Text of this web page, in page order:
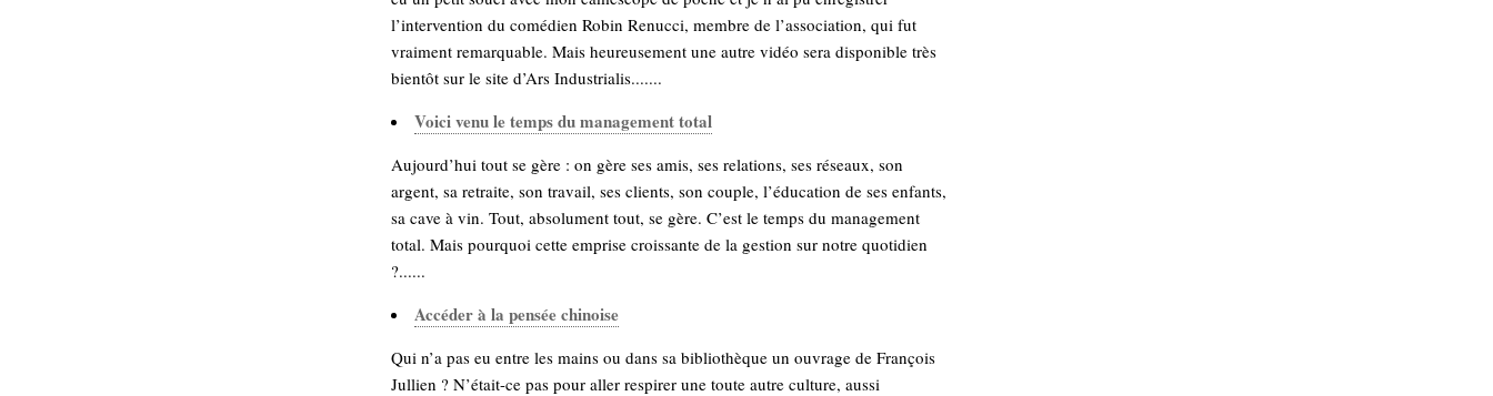
l’intervention du comédien Robin Renucci, membre de l’association, qui fut
vraiment remarquable. Mais heureusement une autre vidéo sera disponible très
bientôt sur le site d’Ars Industrialis.......
Voici venu le temps du management total
Aujourd’hui tout se gère : on gère ses amis, ses relations, ses réseaux, son
argent, sa retraite, son travail, ses clients, son couple, l’éducation de ses enfants,
sa cave à vin. Tout, absolument tout, se gère. C’est le temps du management
total. Mais pourquoi cette emprise croissante de la gestion sur notre quotidien
?......
Accéder à la pensée chinoise
Qui n’a pas eu entre les mains ou dans sa bibliothèque un ouvrage de François
Jullien ? N’était-ce pas pour aller respirer une toute autre culture, aussi